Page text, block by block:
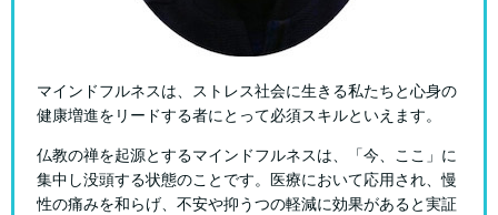
マインドフルネスは、ストレス社会に生きる私たちと心身の
健康増進をリードする者にとって必須スキルといえます。
仏教の禅を起源とするマインドフルネスは、「今、ここ」に
集中し没頭する状態のことです。医療において応用され、慢
性の痛みを和らげ、不安や抑うつの軽減に効果があると実証